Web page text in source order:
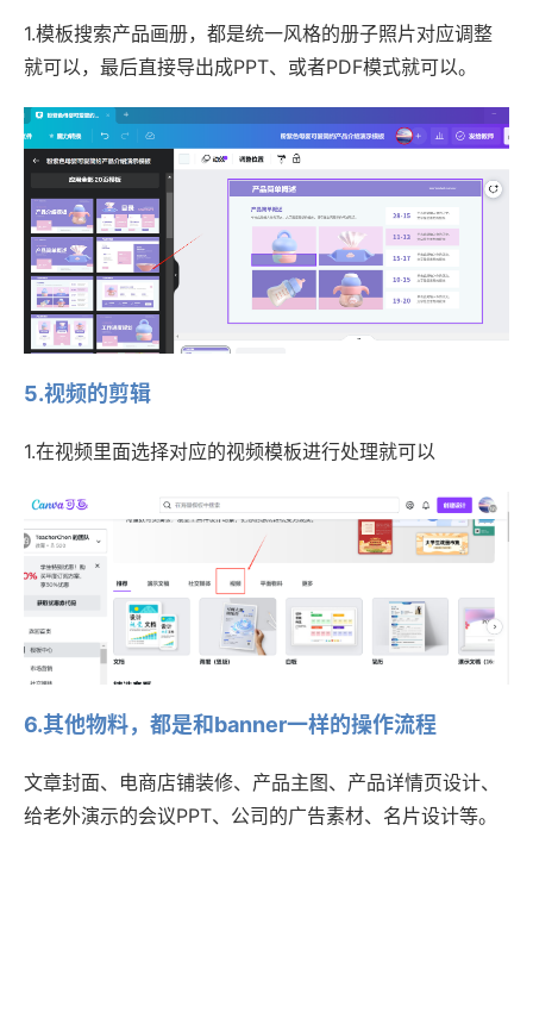
1.模板搜索产品画册，都是统一风格的册子照片对应调整
就可以，最后直接导出成PPT、或者PDF模式就可以。
5.视频的剪辑
1.在视频里面选择对应的视频模板进行处理就可以
6.其他物料，都是和banner一样的操作流程
文章封面、电商店铺装修、产品主图、产品详情页设计、
给老外演示的会议PPT、公司的广告素材、名片设计等。